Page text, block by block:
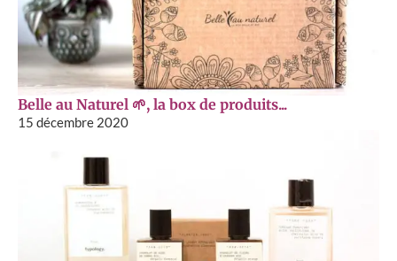
Belle au Naturel 🌱, la box de produits...
15 décembre 2020